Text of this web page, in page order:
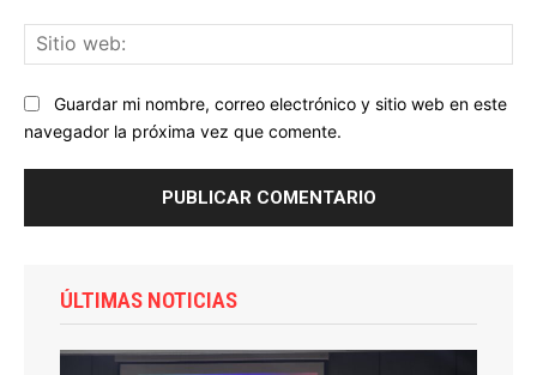
Guardar mi nombre, correo electrónico y sitio web en este
navegador la próxima vez que comente.
ÚLTIMAS NOTICIAS